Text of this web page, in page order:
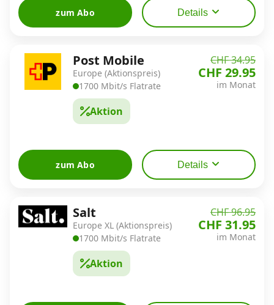
zum Abo Details
Post Mobile
Europe (Aktionspreis)
1700 Mbit/s Flatrate
Aktion
CHF 34.95
CHF 29.95
im Monat
zum Abo Details
Salt
Europe XL (Aktionspreis)
1700 Mbit/s Flatrate
Aktion
CHF 96.95
CHF 31.95
im Monat